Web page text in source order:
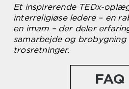
Et inspirerende TEDx-
interreligiøse ledere – en
en imam – der deler
samarbejde og brobygning
trosretninger.
FAQ